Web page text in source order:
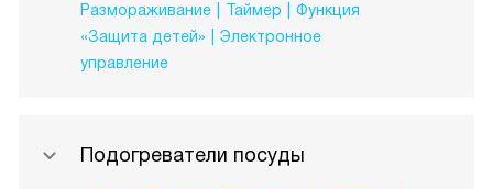
Размораживание
Таймер
Функция
«Защита детей»
Электронное
управление
Подогреватели посуды